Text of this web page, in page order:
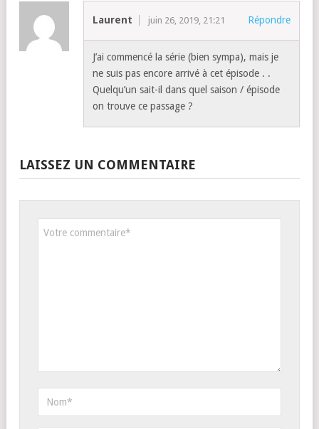
Laurent juin 26, 2019, 21:21 Répondre
J’ai commencé la série (bien sympa), mais je
ne suis pas encore arrivé à cet épisode . .
Quelqu’un sait-il dans quel saison / épisode
on trouve ce passage ?
LAISSEZ UN COMMENTAIRE